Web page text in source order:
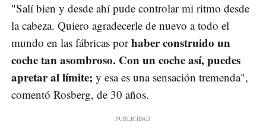
"Salí bien y desde ahí pude controlar mi ritmo desde
la cabeza. Quiero agradecerle de nuevo a todo el
mundo en las fábricas porhaber construido un
coche tan asombroso. Con un coche así, puedes
apretar al límite; y esa es una sensación tremenda",
comentó Rosberg, de 30 años.